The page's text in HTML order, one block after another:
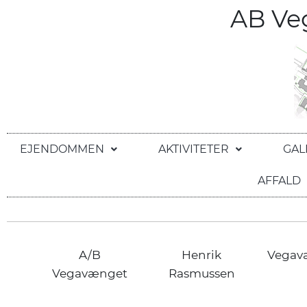
AB
EJENDOMMEN AKTIVITETER
AFFALD
A/B
Vegavænget
Henrik
Rasmussen